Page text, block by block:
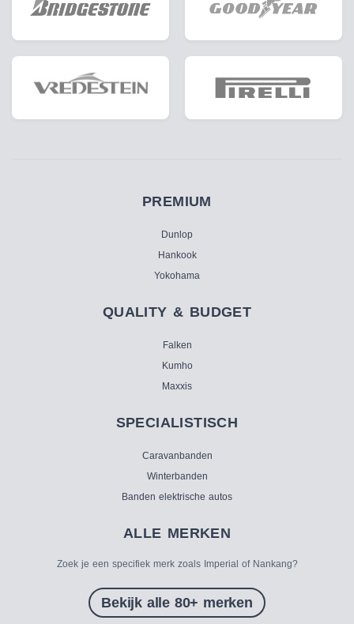
PREMIUM
Dunlop
Hankook
Yokohama
QUALITY & BUDGET
Falken
Kumho
Maxxis
SPECIALISTISCH
Caravanbanden
Winterbanden
Banden elektrische autos
ALLE MERKEN
Zoek je een specifiek merk zoals Imperial of Nankang?
Bekijk alle 80+ merken